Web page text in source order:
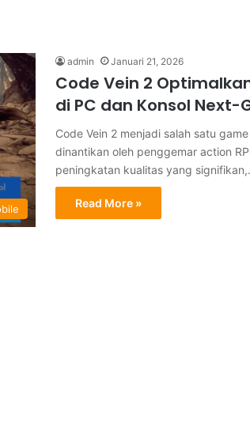
admin Januari 21, 2026
Code Vein 2
di PC dan Konsol Next-
Code Vein 2 menjadi salah satu
dinantikan oleh penggemar action
peningkatan kualitas yang
Read More »